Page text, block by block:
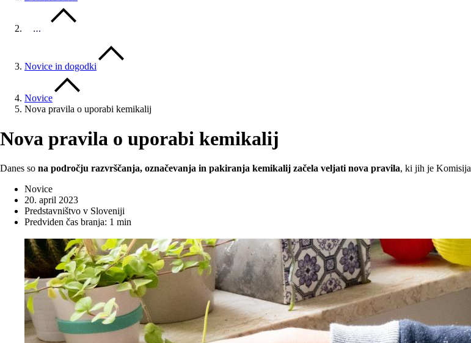
…
Novice in dogodki
Novice
Nova pravila o uporabi kemikalij
Nova pravila o uporabi kemikalij
Danes so na področju razvrščanja, označevanja in pakiranja kemikalij začela veljati nova pravila, ki jih je Komisija
Novice
20. april 2023
Predstavništvo v Sloveniji
Predviden čas branja: 1 min